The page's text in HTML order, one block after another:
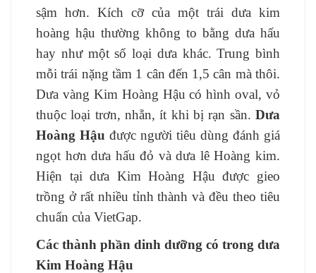
sậm hơn. Kích cỡ của một trái dưa kim
hoàng hậu thường không to bằng dưa hấu
hay như một số loại dưa khác. Trung bình
mỗi trái nặng tầm 1 cân đến 1,5 cân mà thôi.
Dưa vàng Kim Hoàng Hậu có hình oval, vỏ
thuộc loại trơn, nhẵn, ít khi bị rạn sần. Dưa
Hoàng Hậu được người tiêu dùng đánh giá
ngọt hơn dưa hấu đỏ và dưa lê Hoàng kim.
Hiện tại dưa Kim Hoàng Hậu được gieo
trồng ở rất nhiều tỉnh thành và đều theo tiêu
chuẩn của VietGap.
Các thành phần dinh dưỡng có trong dưa
Kim Hoàng Hậu